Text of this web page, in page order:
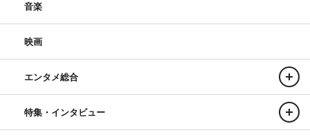
音楽
映画
エンタメ総合
特集・インタビュー